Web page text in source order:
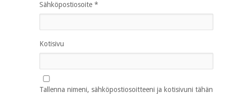
Sähköpostiosoite *
Kotisivu
Tallenna nimeni, sähköpostiosoitteeni ja kotisivuni tähän